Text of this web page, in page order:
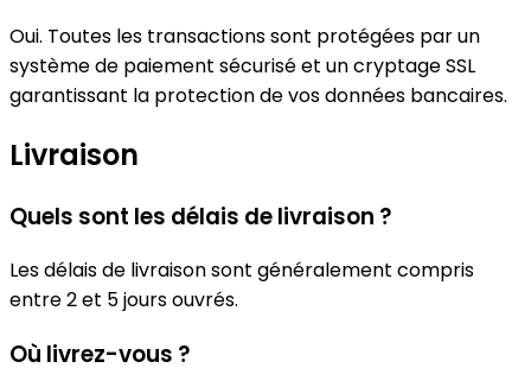
Oui. Toutes les transactions sont protégées par un
système de paiement sécurisé et un cryptage SSL
garantissant la protection de vos données bancaires.
Livraison
Quels sont les délais de livraison ?
Les délais de livraison sont généralement compris
entre 2 et 5 jours ouvrés.
Où livrez-vous ?